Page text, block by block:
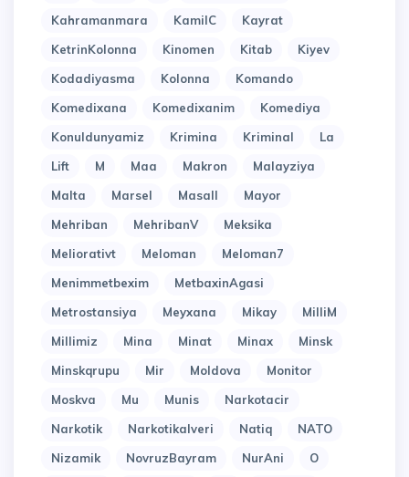
Kahramanmara
KamilC
Kayrat
KetrinKolonna
Kinomen Kitab
Kiyev
Kodadiyasma
Kolonna
Komando
Komedixana
Komedixanim
Komediya
Konuldunyamiz
Krimina Kriminal
La
Lift
M Maa Makron
Malayziya
Malta
Marsel Masall
Mayor
Mehriban
MehribanV
Meksika
Meliorativt
Meloman
Meloman7
Menimmetbexim
MetbaxinAgasi
Metrostansiya
Meyxana Mikay
MilliM
Millimiz
Mina Minat Minax
Minsk
Minskqrupu
Mir Moldova
Monitor
Moskva
Mu Munis
Narkotacir
Narkotik
Narkotikalveri Natiq
NATO
Nizamik
NovruzBayram NurAni
O